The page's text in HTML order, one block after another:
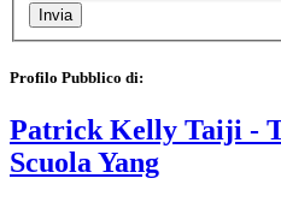
Profilo Pubblico di:
Patrick Kelly Taiji -
Scuola Yang